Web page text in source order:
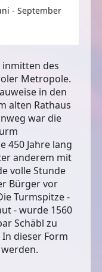
- September
des
Metropole.
in den
alten Rathaus
war die
450 Jahre lang
anderem mit
volle Stunde
Bürger vor
Turmspitze -
- wurde 1560
Schäbl zu
dieser Form